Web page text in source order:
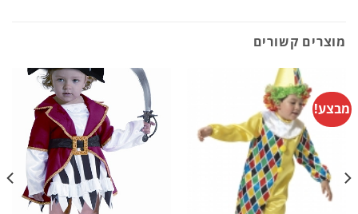
מוצרים קשורים
מבצע!